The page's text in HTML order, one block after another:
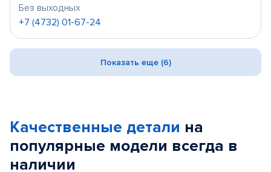
Без выходных
+7 (4732) 01-67-24
Показать еще (6)
Качественные детали на
популярные модели всегда в
наличии